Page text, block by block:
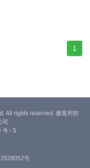
1
All rights reserved. 极客邦控
司
号 - 5
号